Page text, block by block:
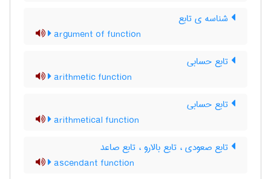
شناسه ی تابع
argument of function
تابع حسابی
arithmetic function
تابع حسابی
arithmetical function
تابع صعودی ، تابع بالارو ، تابع صاعد
ascendant function